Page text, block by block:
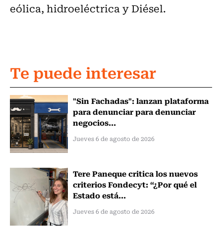
eólica, hidroeléctrica y Diésel.
Te puede interesar
"Sin Fachadas": lanzan plataforma
para denunciar para denunciar
negocios...
Jueves 6 de agosto de 2026
Tere Paneque critica los nuevos
criterios Fondecyt: “¿Por qué el
Estado está...
Jueves 6 de agosto de 2026